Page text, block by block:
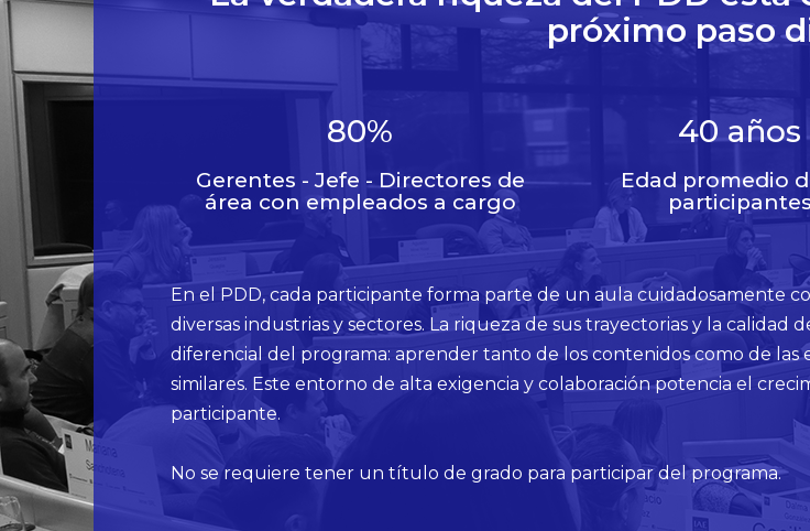
próximo paso
80%
Gerentes - Jefe - Directores de
área con empleados a cargo
40años
Edad promedio
participantes
En el PDD, cada participante forma parte de un aula cuidadosamente
diversas industrias y sectores. La riqueza de sus trayectorias y la
diferencial del programa: aprender tanto de los contenidos como de las
similares. Este entorno de alta exigencia y colaboración potencia el
participante.
No se requiere tener un título de grado para participar del programa.